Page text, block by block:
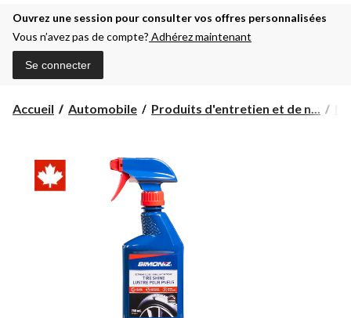
Ouvrez une session pour consulter vos offres personnalisées
Vous n’avez pas de compte? Adhérez maintenant
Se connecter
Accueil Automobile Produits d'entretien et de n...